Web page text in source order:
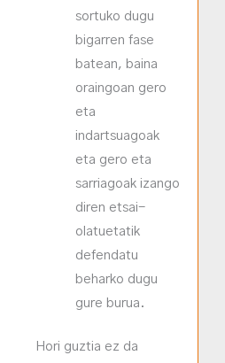
sortuko dugu
bigarren fase
batean, baina
oraingoan gero
eta
indartsuagoak
eta gero eta
sarriagoak izango
diren etsai-
olatuetatik
defendatu
beharko dugu
gure burua.
Hori guztia ez da